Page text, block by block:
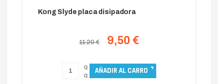
Kong Slyde placa disipadora
11.20 € 9,50 €